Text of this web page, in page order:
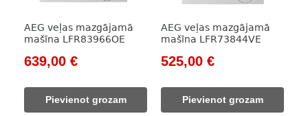
AEG veļas mazgājamā
mašīna LFR83966OE
Original
was:
993,00 €.
639,00 €Current
Pievienot grozam
AEG veļas mazgājamā
mašīna LFR73844VE
Original
was:
853,00 €.
525,00 €Current
Pievienot grozam